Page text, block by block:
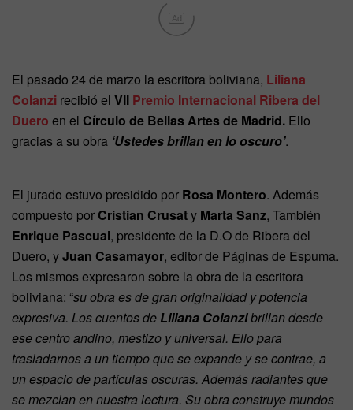
Ad
El pasado 24 de marzo la escritora boliviana, Liliana
Colanzi recibió el VII Premio Internacional Ribera del
Duero en el Círculo de Bellas Artes de Madrid. Ello
gracias a su obra ‘Ustedes brillan en lo oscuro’.
El jurado estuvo presidido por Rosa Montero. Además
compuesto por Cristian Crusaty Marta Sanz, También
Enrique Pascual, presidente de la D.O de Ribera del
Duero, yJuan Casamayor, editor de Páginas de Espuma.
Los mismos expresaron sobre la obra de la escritora
boliviana: “su obra es de gran originalidad y potencia
expresiva. Los cuentos deLiliana Colanzibrillan desde
ese centro andino, mestizo y universal. Ello para
trasladarnos a un tiempo que se expande y se contrae, a
un espacio de partículas oscuras. Además radiantes que
se mezclan en nuestra lectura. Su obra construye mundos